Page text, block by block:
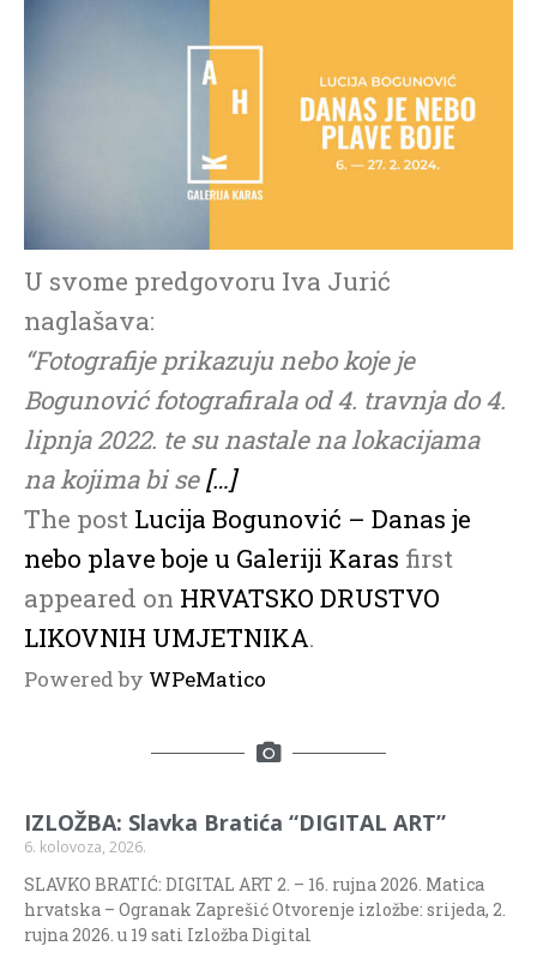
U svome predgovoru Iva Jurić
naglašava:
“Fotografije prikazuju nebo koje je
Bogunović fotografirala od 4. travnja do 4.
lipnja 2022. te sunastale na lokacijama
na kojima bi se[…]
The post Lucija Bogunović – Danas je
nebo plave boje u Galeriji Karas first
appeared on HRVATSKO DRUSTVO
LIKOVNIH UMJETNIKA.
Powered by WPeMatico
IZLOŽBA: Slavka Bratića “DIGITAL ART”
6. kolovoza, 2026.
SLAVKO BRATIĆ: DIGITAL ART 2. – 16. rujna 2026. Matica
hrvatska – Ogranak Zaprešić Otvorenje izložbe: srijeda, 2.
rujna 2026. u 19 sati Izložba Digital